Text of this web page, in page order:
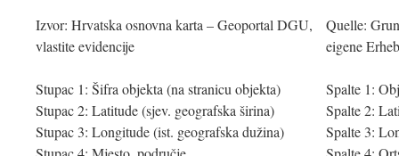
Izvor: Hrvatska osnovna karta – Geoportal DGU,
vlastite evidencije
Stupac 1: Šifra objekta (na stranicu objekta)
Stupac 2: Latitude (sjev. geografska širina)
Stupac 3: Longitude (ist. geografska dužina)
Quelle:
eigene
Spalte 1:
Spalte 2:
Spalte 3: